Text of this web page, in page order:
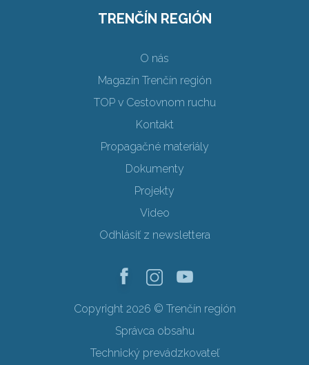
TRENČÍN REGIÓN
O nás
Magazín Trenčín región
TOP v Cestovnom ruchu
Kontakt
Propagačné materiály
Dokumenty
Projekty
Video
Odhlásiť z newslettera
Copyright 2026 © Trenčín región
Správca obsahu
Technický prevádzkovateľ